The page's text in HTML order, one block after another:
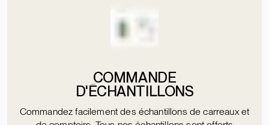
COMMANDE
D'ÉCHANTILLONS
Commandez facilement des échantillons de carreaux et